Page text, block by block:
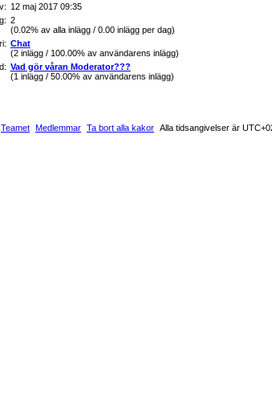
12 maj 2017 09:35
2
(0.02% av alla inlägg / 0.00 inlägg per dag)
Chat
(2 inlägg / 100.00% av användarens inlägg)
Vad gör våran Moderator???
(1 inlägg / 50.00% av användarens inlägg)
Alla tidsangivelser är
Ta bort alla kakor
Medlemmar
Teamet